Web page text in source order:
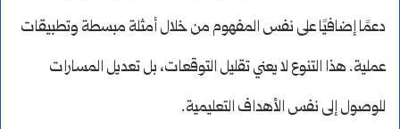
دعمًا إضافيًا على نفس المفهوم من خلال أمثلة مبسطة وتطبيقات
عملية. هذا التنوع لا يعني تقليل التوقعات، بل تعديل المسارات
للوصول إلى نفس الأهداف التعليمية.